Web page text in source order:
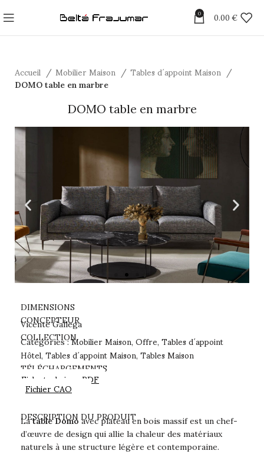
0 0.00 €
Accueil Mobilier Maison Tables d´appoint Maison
DOMO table en marbre
DOMO table en marbre
DESCRIPTION DU PRODUIT
Latable Domo avec plateau en bois massif est un chef-
d’œuvre de design qui allie la chaleur des matériaux
naturels à une structure légère et contemporaine.
DIMENSIONS
CONCEPTEUR
Vicente Gallega
COLLECTION
Catégories :Mobilier Maison, Offre, Tables d´appoint
Hôtel, Tables d´appoint Maison, Tables Maison
TÉLÉCHARGEMENTS
Fiche technique PDF
Fichier CAO